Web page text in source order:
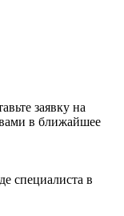
заявку на
в ближайшее
специалиста в